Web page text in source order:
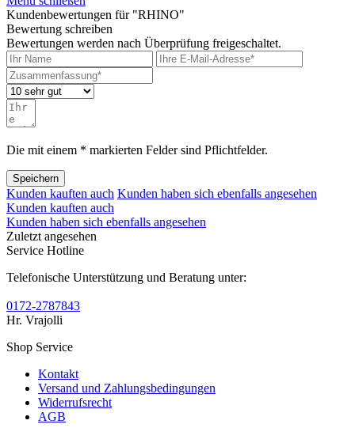
Kundenbewertungen für "RHINO"
Bewertung schreiben
Bewertungen werden nach Überprüfung freigeschaltet.
Die mit einem * markierten Felder sind Pflichtfelder.
Speichern
Kunden kauften auch Kunden haben sich ebenfalls angesehen
Kunden kauften auch
Kunden haben sich ebenfalls angesehen
Zuletzt angesehen
Service Hotline
Telefonische Unterstützung und Beratung unter:
0172-2787843
Hr. Vrajolli
Shop Service
Kontakt
Versand und Zahlungsbedingungen
Widerrufsrecht
AGB